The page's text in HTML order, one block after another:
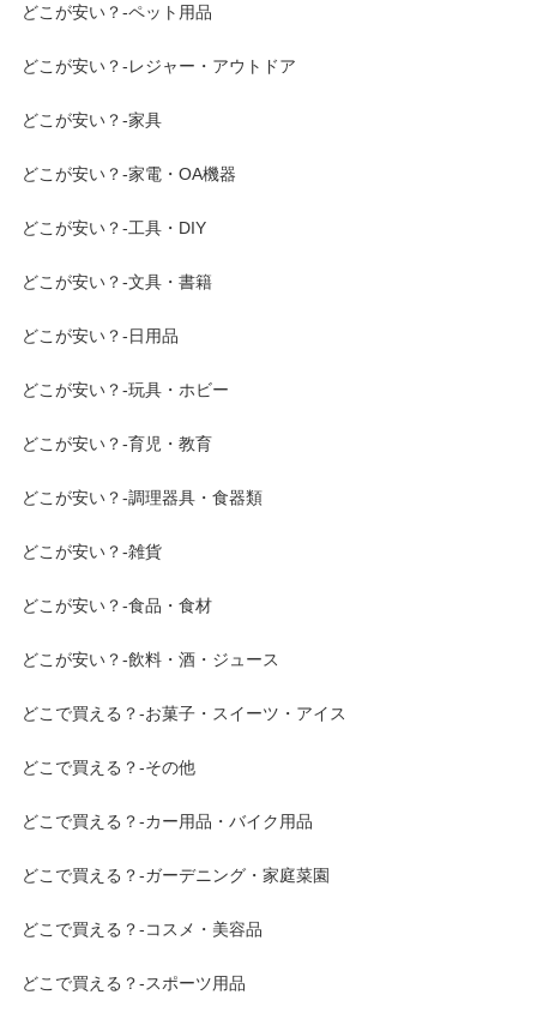
どこが安い？-ペット用品
どこが安い？-レジャー・アウトドア
どこが安い？-家具
どこが安い？-家電・OA機器
どこが安い？-工具・DIY
どこが安い？-文具・書籍
どこが安い？-日用品
どこが安い？-玩具・ホビー
どこが安い？-育児・教育
どこが安い？-調理器具・食器類
どこが安い？-雑貨
どこが安い？-食品・食材
どこが安い？-飲料・酒・ジュース
どこで買える？-お菓子・スイーツ・アイス
どこで買える？-その他
どこで買える？-カー用品・バイク用品
どこで買える？-ガーデニング・家庭菜園
どこで買える？-コスメ・美容品
どこで買える？-スポーツ用品